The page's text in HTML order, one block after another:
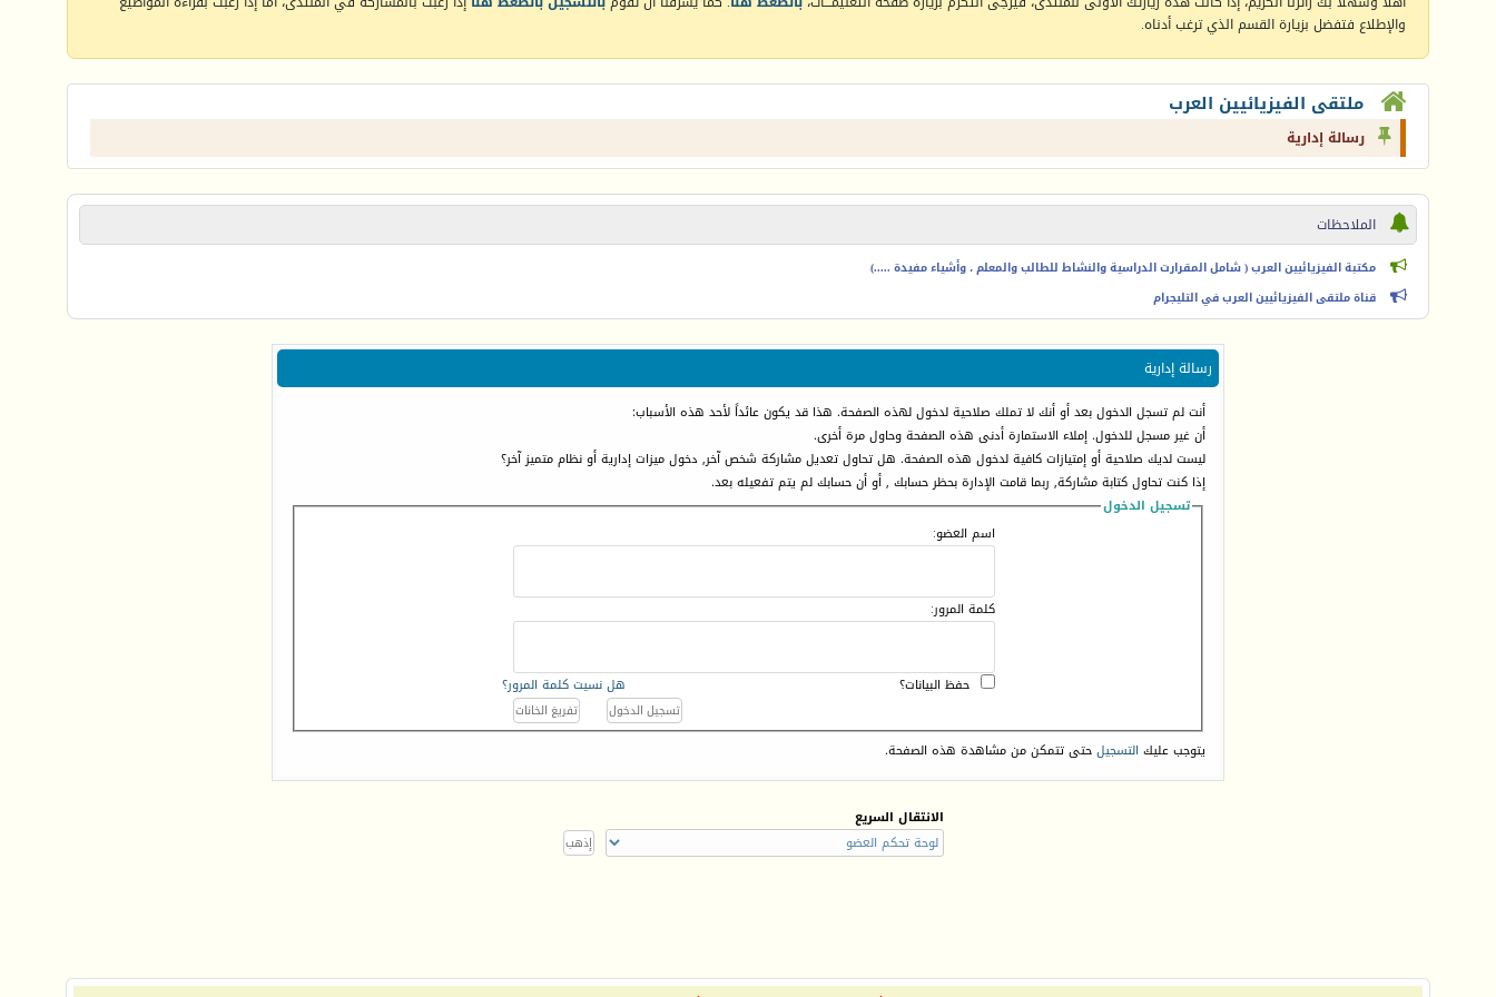
والإطلاع فتفضل بزيارة القسم الذي ترغب أدناه.
ملتقى الفيزيائيين العرب
رسالة إدارية
الملاحظات
مكتبة الفيزيائيين العرب ( شامل المقرارت الدراسية والنشاط للطالب والمعلم ، وأشياء مفيدة .....)
قناة ملتقى الفيزيائيين العرب في التليجرام
رسالة إدارية
أنت لم تسجل الدخول بعد أو أنك لا تملك صلاحية لدخول لهذه الصفحة. هذا قد يكون عائداً لأحد هذه الأسباب:
أن غير مسجل للدخول. إملاء الاستمارة أدنى هذه الصفحة وحاول مرة أخرى.
ليست لديك صلاحية أو إمتيازات كافية لدخول هذه الصفحة. هل تحاول تعديل مشاركة شخص آخر, دخول ميزات إدارية أو نظام متميز آخر؟
إذا كنت تحاول كتابة مشاركة, ربما قامت الإدارة بحظر حسابك , أو أن حسابك لم يتم تفعيله بعد.
تسجيل الدخول
اسم العضو:
كلمة المرور:
هل نسيت كلمة المرور؟ حفظ البيانات؟
يتوجب عليك التسجيلحتى تتمكن من مشاهدة هذه الصفحة.
الانتقال السريع